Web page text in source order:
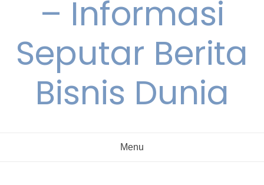
– Informasi
Seputar Berita
Bisnis Dunia
Menu